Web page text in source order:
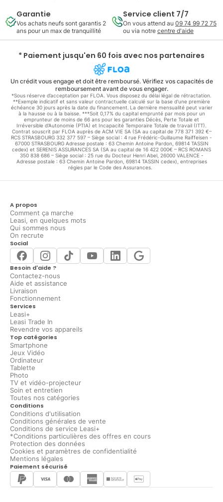
Garantie
Vos achats neufs sont garantis 2
ans pour un max de tranquillité
Service client 7/7
On vous attend au 09 74 99 72 75
ou via notre centre d'aide
* Paiement jusqu'en 60 fois avec nos partenaires
Un crédit vous engage et doit être remboursé. Vérifiez vos capacités de
remboursement avant de vous engager.
*Sous réserve d’acceptation par FLOA. Vous disposez du délai légal de rétractation.
**Exemple indicatif et sans valeur contractuelle calculé sur la base d'une première
échéance 30 jours après la date du financement. La dernière mensualité peut varier
à la hausse ou à la baisse. ***Soit 0,17% du capital emprunté par mois pour un
emprunteur de moins de 66 ans pour les garanties Décès, Perte Totale et
Irréversible d'Autonomie (PTIA) et Incapacité Temporaire Totale de travail (ITT).
Contrat souscrit par FLOA auprès de ACM VIE SA (SA au capital de 778 371 392 €–
RCS STRASBOURG 332 377 597 – Siège social : 4 rue Frédéric-Guillaume Raiffeisen -
67000 STRASBOURG Adresse postale : 63 Chemin Antoine Pardon, 69814 TASSIN
cedex) et SERENIS ASSURANCES SA (SA au capital de 16 422 000€ – RCS ROMANS
350 838 686 – Siège social : 25 rue du Docteur Henri Abel, 26000 VALENCE -
Adresse postale : 63 Chemin Antoine Pardon, 69814 TASSIN cedex), entreprises
régies par le Code des Assurances.
A propos
Comment ça marche
Leasi, en quelques mots
Qui sommes nous
On recrute
Social
Besoin d'aide ?
Contactez-nous
Aide et assistance
Livraison
Fonctionnement
Services
Leasi+
Leasi Trade In
Revendre vos appareils
Top catégories
Smartphone
Jeux Vidéo
Ordinateur
Tablette
Photo
TV et vidéo-projecteur
Soin et entretien
Toutes nos catégories
Conditions
Conditions d'utilisation
Conditions générales de vente
Conditions de service Leasi+
*Conditions particulières des offres en cours
Protection des données
Cookies et paramètres de confidentialité
Mentions légales
Paiement sécurisé